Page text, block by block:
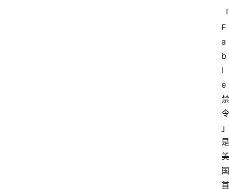
「
F
a
b
l
e
禁
令
」
是
美
国
首